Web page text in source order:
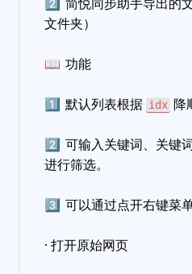
文件夹）
📖 功能
1️⃣ 默认列表根据 idx 降
2️⃣ 可输入关键词、关键
进行筛选。
3️⃣ 可以通过点开右键菜
· 打开原始网页